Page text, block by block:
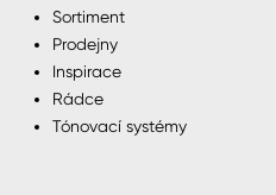
Sortiment
Prodejny
Inspirace
Rádce
Tónovací systémy